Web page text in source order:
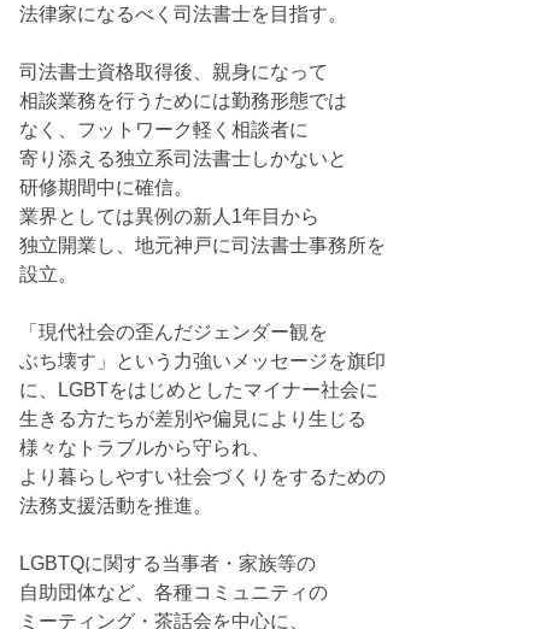
法律家になるべく司法書士を目指す。
司法書士資格取得後、親身になって
相談業務を行うためには勤務形態では
なく、フットワーク軽く相談者に
寄り添える独立系司法書士しかないと
研修期間中に確信。
業界としては異例の新人1年目から
独立開業し、地元神戸に司法書士事務所を
設立。
「現代社会の歪んだジェンダー観を
ぶち壊す」という力強いメッセージを旗印
に、LGBTをはじめとしたマイナー社会に
生きる方たちが差別や偏見により生じる
様々なトラブルから守られ、
より暮らしやすい社会づくりをするための
法務支援活動を推進。
LGBTQに関する当事者・家族等の
自助団体など、各種コミュニティの
ミーティング・茶話会を中心に、